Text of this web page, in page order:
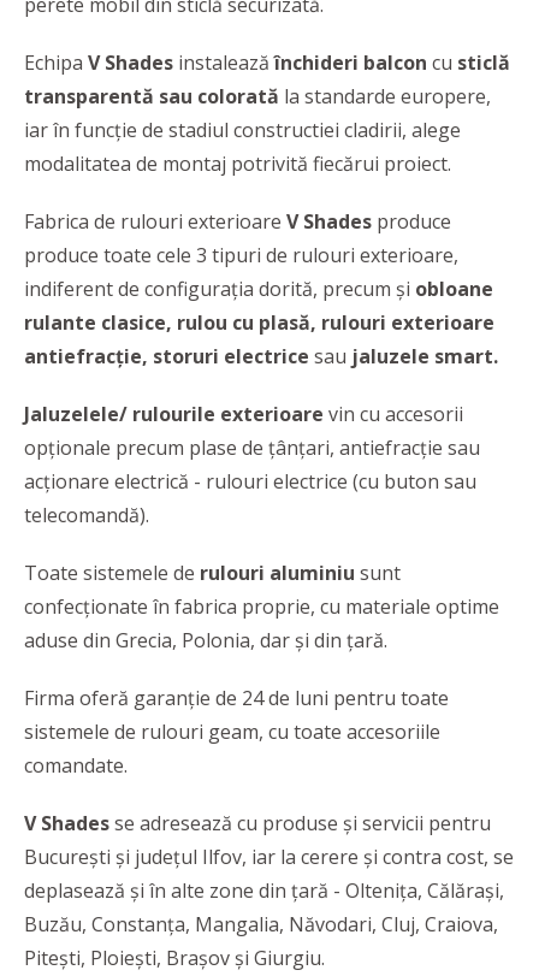
Echipa V Shades instaleazăînchideri balcon cu sticlă
transparentă sau colorată la standarde europere,
iar în funcție de stadiul constructiei cladirii, alege
modalitatea de montaj potrivită fiecărui proiect.
Fabrica de rulouri exterioare V Shades produce
produce toate cele 3 tipuri de rulouri exterioare,
indiferent de configurația dorită, precum și obloane
rulante clasice, rulou cu plasă, rulouri exterioare
antiefracție, storuri electrice sau jaluzele smart.
Jaluzelele/ rulourile exterioare vin cu accesorii
opționale precum plase de țânțari, antiefracție sau
acționare electrică - rulouri electrice (cu buton sau
telecomandă).
Toate sistemele de rulouri aluminiu sunt
confecționate în fabrica proprie, cu materiale optime
aduse din Grecia, Polonia, dar și din țară.
Firma oferă garanție de 24 de luni pentru toate
sistemele de rulouri geam, cu toate accesoriile
comandate.
V Shadesse adresează cu produse și servicii pentru
București și județul Ilfov, iar la cerere și contra cost, se
deplasează și în alte zone din țară - Oltenița, Călărași,
Buzău, Constanța, Mangalia, Năvodari, Cluj, Craiova,
Pitești, Ploiești, Brașov și Giurgiu.